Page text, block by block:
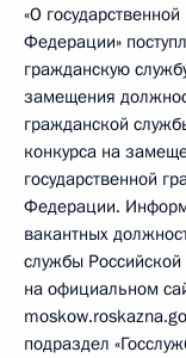
«О
Федерации»
гражданскую
замещения
гражданской
конкурса на
государственной
Федерации.
вакантных
службы
на официальном
подраздел